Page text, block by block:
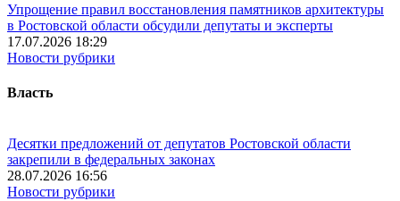
Упрощение правил восстановления памятников архитектуры
в Ростовской области обсудили депутаты и эксперты
17.07.2026 18:29
Новости рубрики
Власть
Десятки предложений от депутатов Ростовской области
закрепили в федеральных законах
28.07.2026 16:56
Новости рубрики